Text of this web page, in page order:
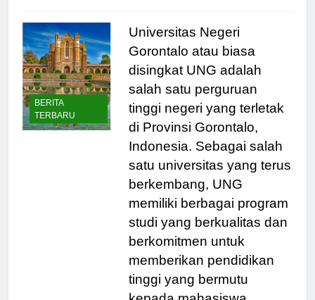
BERITA
TERBARU
Universitas Negeri
Gorontalo atau biasa
disingkat UNG adalah
salah satu perguruan
tinggi negeri yang terletak
di Provinsi Gorontalo,
Indonesia. Sebagai salah
satu universitas yang terus
berkembang, UNG
memiliki berbagai program
studi yang berkualitas dan
berkomitmen untuk
memberikan pendidikan
tinggi yang bermutu